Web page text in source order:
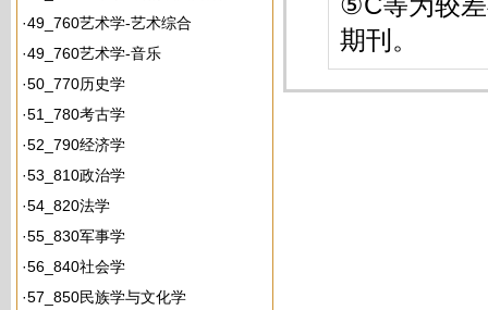
·49_760艺术学-艺术综合
·49_760艺术学-音乐
·50_770历史学
·51_780考古学
·52_790经济学
·53_810政治学
·54_820法学
·55_830军事学
·56_840社会学
·57_850民族学与文化学
期刊。